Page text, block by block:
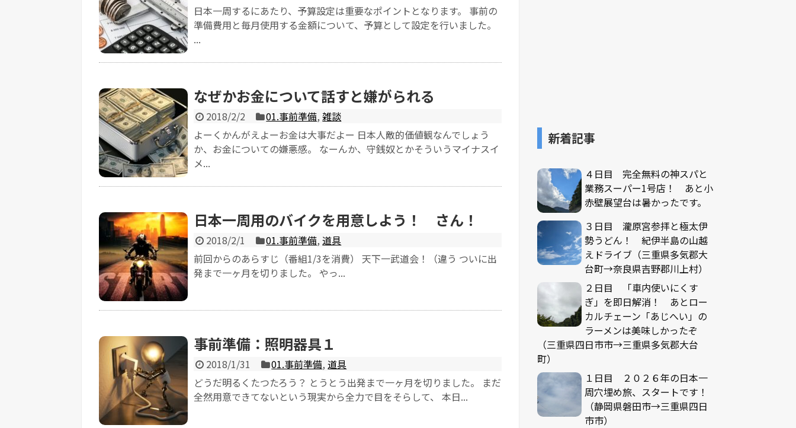
日本一周するにあたり、予算設定は重要なポイントとなります。 事前の
準備費用と毎月使用する金額について、予算として設定を行いました。
...
なぜかお金について話すと嫌がられる
2018/2/2 01.事前準備,雑談
よーくかんがえよーお金は大事だよー 日本人敵的価値観なんでしょう
か、お金についての嫌悪感。 なーんか、守銭奴とかそういうマイナスイ
メ...
日本一周用のバイクを用意しよう！ さん！
2018/2/1 01.事前準備,道具
前回からのあらすじ（番組1/3を消費） 天下一武道会！（違う ついに出
発まで一ヶ月を切りました。 やっ...
事前準備：照明器具１
2018/1/31 01.事前準備,道具
どうだ明るくたつたろう？ とうとう出発まで一ヶ月を切りました。 まだ
全然用意できてないという現実から全力で目をそらして、 本日...
新着記事
４日目 完全無料の神スパと
業務スーパー1号店！ あと小
赤壁展望台は暑かったです。
３日目 瀧原宮参拝と極太伊
勢うどん！ 紀伊半島の山越
えドライブ（三重県多気郡大
台町→奈良県吉野郡川上村）
２日目 「車内使いにくす
ぎ」を即日解消！ あとロー
カルチェーン「あじへい」の
ラーメンは美味しかったぞ
（三重県四日市市→三重県多気郡大台
町）
１日目 ２０２６年の日本一
周穴埋め旅、スタートです！
（静岡県磐田市→三重県四日
市市）